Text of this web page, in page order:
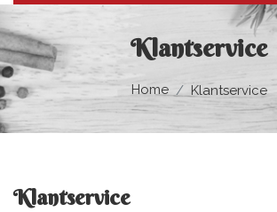
Klantservice
Home Klantservice
Klantservice